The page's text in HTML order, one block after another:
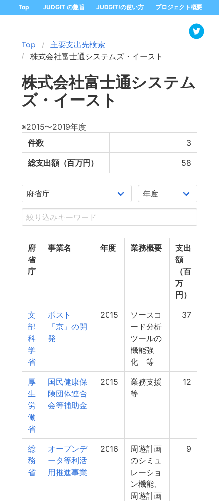
Top JUDGIT!の趣旨 JUDGIT!の使い方 プロジェクト概要
Top
主要支出先検索
株式会社富士通システムズ・イースト
株式会社富士通システム
ズ・イースト
※2015〜2019年度
件数
3
総支出額（百万円） 58
府
省
庁
事業名 年度 業務概要
支出
額
（百
万
円）
文
部
科
学
省
ポスト
「京」の開
発
2015
ソースコ
ード分析
ツールの
機能強
化 等
37
厚
生
労
働
省
国民健康保
険団体連合
会等補助金
2015
業務支援
等
12
総
務
省
オープンデ
ータ等利活
用推進事業
2016
周遊計画
のシミュ
レーショ
ン機能、
周遊計画
9